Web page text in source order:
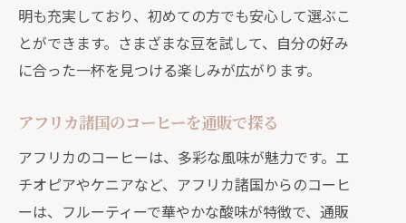
明も充実しており、初めての方でも安心して選ぶこ
とができます。さまざまな豆を試して、自分の好み
に合った一杯を見つける楽しみが広がります。
アフリカ諸国のコーヒーを通販で探る
アフリカのコーヒーは、多彩な風味が魅力です。エ
チオピアやケニアなど、アフリカ諸国からのコーヒ
ーは、フルーティーで華やかな酸味が特徴で、通販